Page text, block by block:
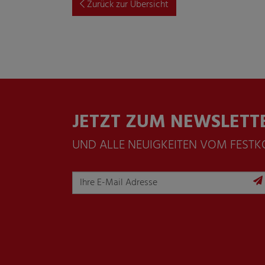
Zurück zur Übersicht
JETZT ZUM
UND ALLE NEUIGKEITEN VOM